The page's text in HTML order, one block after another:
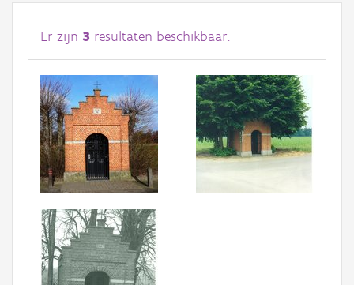
Afbeeldingen
#BeeldIndeKijker
Hergebruik
Over ons
Aanmelden
Er zijn 3 resultaten beschikbaar.